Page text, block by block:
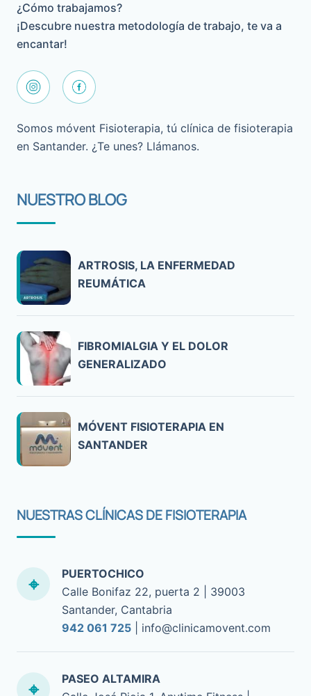
¿Cómo trabajamos?
¡Descubre nuestra metodología de trabajo, te va a
encantar!
Somos móvent Fisioterapia, tú clínica de fisioterapia
en Santander. ¿Te unes? Llámanos.
NUESTRO BLOG
ARTROSIS, LA ENFERMEDAD
REUMÁTICA
FIBROMIALGIA Y EL DOLOR
GENERALIZADO
MÓVENT FISIOTERAPIA EN
SANTANDER
NUESTRAS CLÍNICAS DE FISIOTERAPIA
PUERTOCHICO
Calle Bonifaz 22, puerta 2 | 39003
Santander, Cantabria
942 061 725 | info@clinicamovent.com
PASEO ALTAMIRA